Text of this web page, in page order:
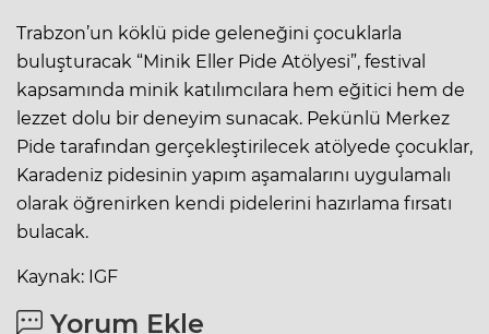
Trabzon’un köklü pide geleneğini çocuklarla
buluşturacak “Minik Eller Pide Atölyesi”, festival
kapsamında minik katılımcılara hem eğitici hem de
lezzet dolu bir deneyim sunacak. Pekünlü Merkez
Pide tarafından gerçekleştirilecek atölyede çocuklar,
Karadeniz pidesinin yapım aşamalarını uygulamalı
olarak öğrenirken kendi pidelerini hazırlama fırsatı
bulacak.
Kaynak: IGF
Yorum Ekle